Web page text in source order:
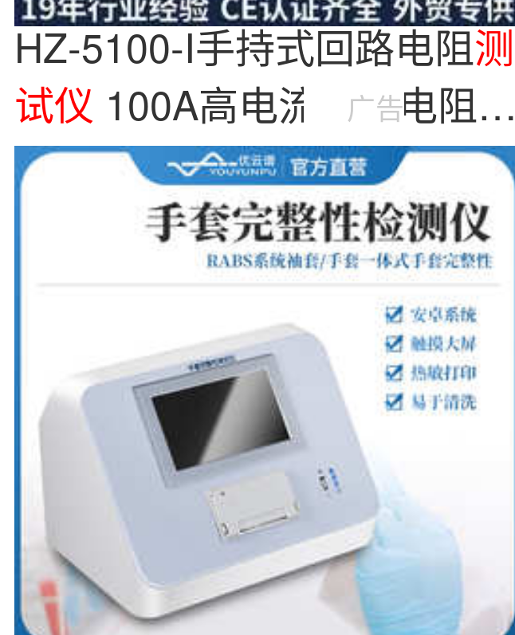
HZ-5100-I手持式回路电阻测
试仪 100A高电流接触电阻仪
锂电池供电
广告